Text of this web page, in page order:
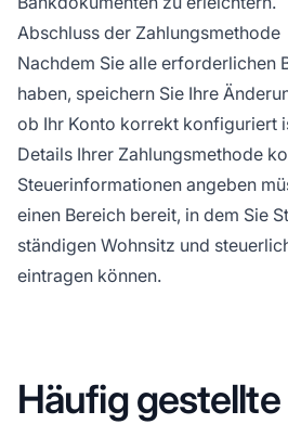
Abschluss der Zahlungsmethode
Nachdem Sie alle erforderlichen
haben, speichern Sie Ihre
ob Ihr Konto korrekt konfiguriert
Details Ihrer Zahlungsmethode
Steuerinformationen angeben
einen Bereich bereit, in dem Sie
ständigen Wohnsitz und
eintragen können.
Häufig